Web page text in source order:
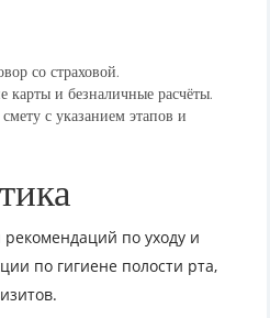
со страховой.
карты и безналичные расчёты.
с указанием этапов и
по уходу и
по гигиене полости рта,